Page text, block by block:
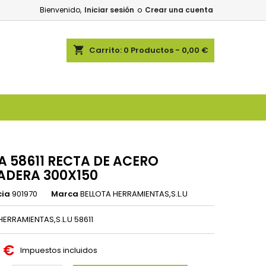
Bienvenido, Iniciar sesión o Crear una cuenta
shopping_cart Carrito: 0 Productos - 0,00 €
58611 RECTA DE ACERO
300X150
901970 Marca BELLOTA HERRAMIENTAS,S.L.U
58611
€ Impuestos incluidos